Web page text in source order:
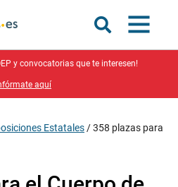
y convocatorias que te interesen!
aquí
Estatales /358 plazas para